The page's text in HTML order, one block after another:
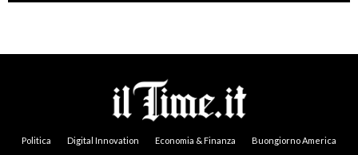
Politica Digital Innovation Economia & Finanza Buongiorno America